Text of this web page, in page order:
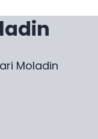
Moladin